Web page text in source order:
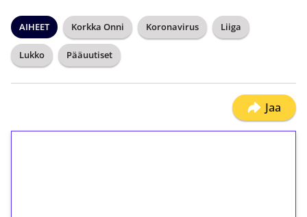
AIHEET Korkka Onni Koronavirus Liiga
Lukko Pääuutiset
Jaa